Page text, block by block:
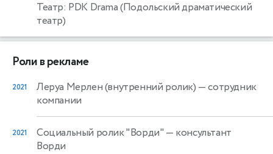
Театр: PDK Drama (Подольский драматический
театр)
Роли в рекламе
2021 Леруа Мерлен (внутренний ролик) — сотрудник
компании
2021 Социальный ролик "Ворди" — консультант
Ворди